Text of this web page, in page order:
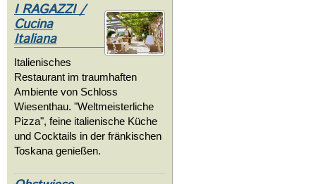
I RAGAZZI /
Cucina
Italiana
Italienisches
Restaurant im traumhaften
Ambiente von Schloss
Wiesenthau. "Weltmeisterliche
Pizza", feine italienische Küche
und Cocktails in der fränkischen
Toskana genießen.